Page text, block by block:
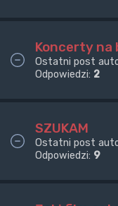
Koncerty na
Ostatni post
Odpowiedzi: 2
SZUKAM
Ostatni post
Odpowiedzi: 9